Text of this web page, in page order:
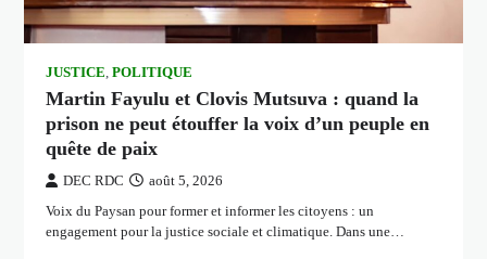
JUSTICE ,POLITIQUE
Martin Fayulu et Clovis Mutsuva : quand la
prison ne peut étouffer la voix d’un peuple en
quête de paix
DEC RDC août 5, 2026
Voix du Paysan pour former et informer les citoyens : un
engagement pour la justice sociale et climatique. Dans une…